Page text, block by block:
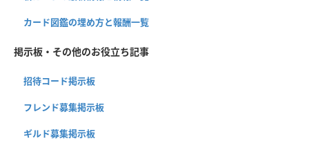
カード図鑑の埋め方と報酬一覧
掲示板・その他のお役立ち記事
招待コード掲示板
フレンド募集掲示板
ギルド募集掲示板